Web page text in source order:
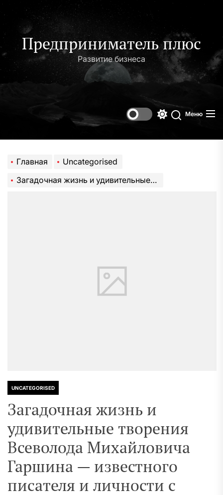
содержимому
Предприниматель плюс
Развитие бизнеса
Поиск
Меню
Главная
Uncategorised
Загадочная жизнь и удивительные творения Всеволода Михайловича Гаршина — известного писателя и личности с неоспоримым вкладом в литературное наследие России
UNCATEGORISED
Загадочная жизнь и
удивительные творения
Всеволода Михайловича
Гаршина — известного
писателя и личности с